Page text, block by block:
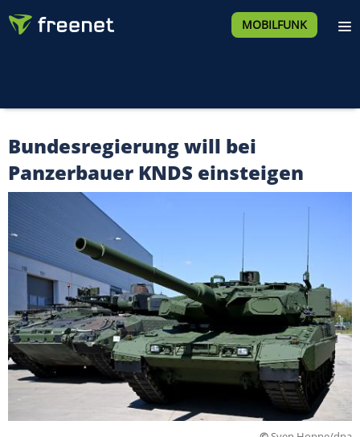
MOBILFUNK
Bundesregierung will bei
Panzerbauer KNDS einsteigen